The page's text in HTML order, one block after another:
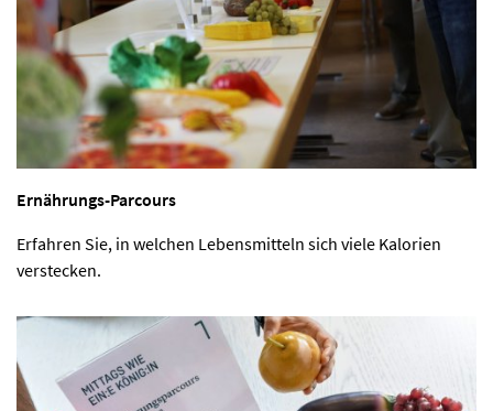
Ernährungs-Parcours
Erfahren Sie, in welchen Lebensmitteln sich viele Kalorien
verstecken.